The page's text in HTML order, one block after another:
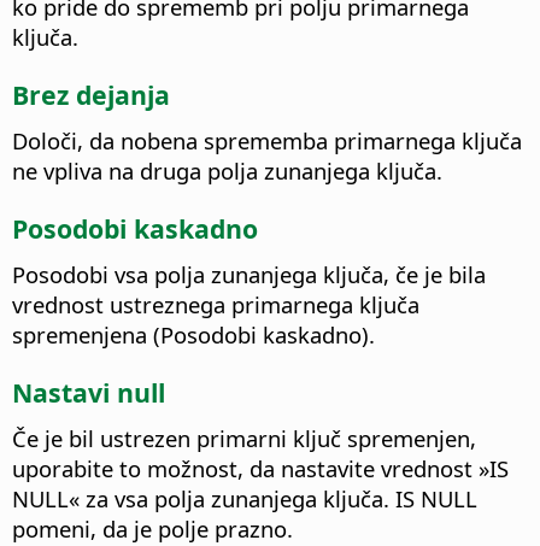
ko pride do sprememb pri polju primarnega
ključa.
Brez dejanja
Določi, da nobena sprememba primarnega ključa
ne vpliva na druga polja zunanjega ključa.
Posodobi kaskadno
Posodobi vsa polja zunanjega ključa, če je bila
vrednost ustreznega primarnega ključa
spremenjena (Posodobi kaskadno).
Nastavi null
Če je bil ustrezen primarni ključ spremenjen,
uporabite to možnost, da nastavite vrednost »IS
NULL« za vsa polja zunanjega ključa. IS NULL
pomeni, da je polje prazno.